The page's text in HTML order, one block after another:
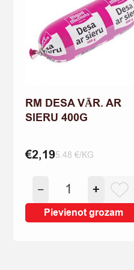
RM DESA VĀR. AR
SIERU 400G
€2,195.48 €/KG
−
RM
DESA
VĀR.
AR
+
Pievienot grozam